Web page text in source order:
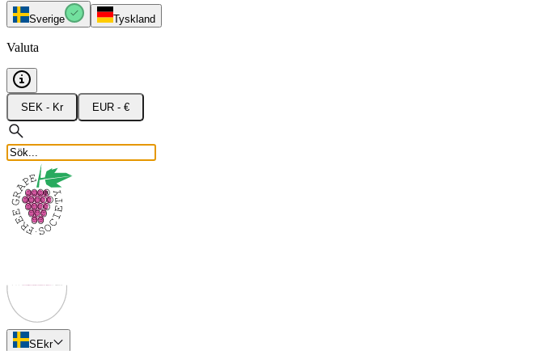
Sverige Tyskland
Valuta
SEK - Kr EUR - €
SEkr